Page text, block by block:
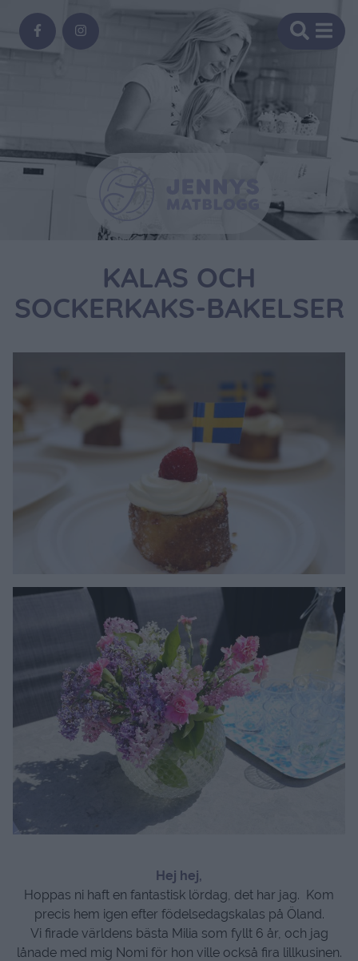
KALAS OCH
SOCKERKAKS-BAKELSER
Hej hej,
Hoppas ni haft en fantastisk lördag, det har jag. Kom
precis hem igen efter födelsedagskalas på Öland.
Vi firade världens bästa Milia som fyllt 6 år, och jag
lånade med mig Nomi för hon ville också fira lillkusinen.